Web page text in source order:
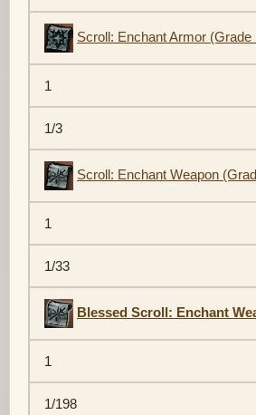
Scroll: Enchant Armor (Grade
1
1/3
Scroll: Enchant Weapon
1
1/33
Blessed Scroll: Enchant
1
1/198